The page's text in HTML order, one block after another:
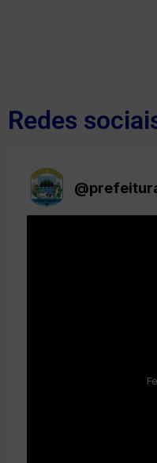
Redes
@